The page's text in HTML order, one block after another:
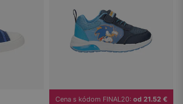
Cena s kódom FINAL20: od 21.52 €